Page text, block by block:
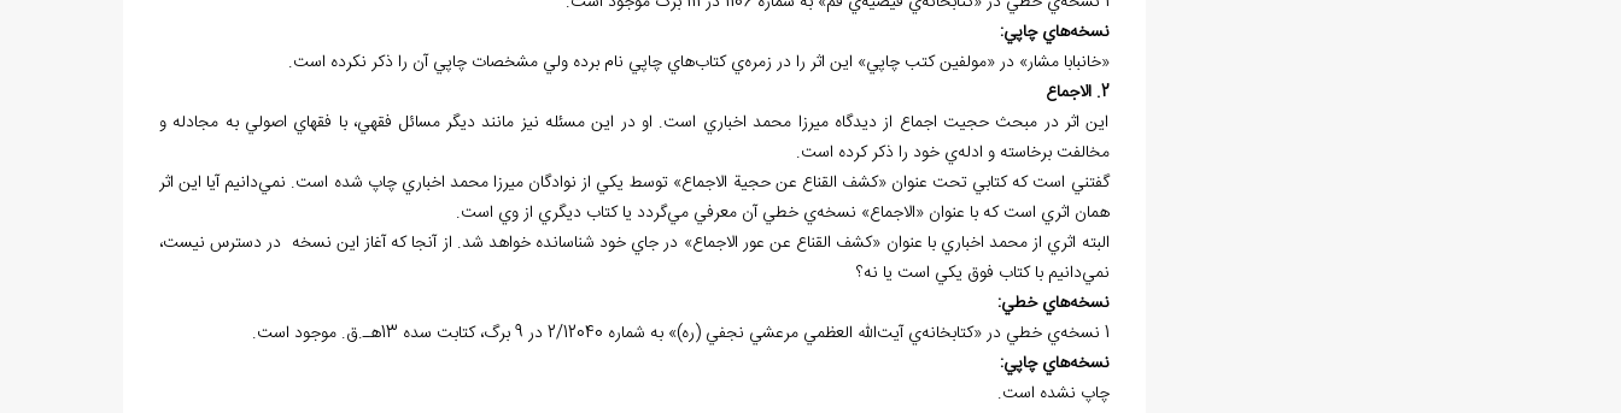
نسخههاي چاپي:
«خانبابا مشار» در «مولفين کتب چاپي» اين اثر را در زمره‌ي کتاب‌هاي چاپي نام برده ولي مشخصات چاپي آن را ذکر نکرده است.
2. الاجماع
اين اثر در مبحث حجيت اجماع از ديدگاه ميرزا محمد اخباري است. او در اين مسئله نيز مانند ديگر مسائل فقهي، با فقهاي اصولي به مجادله و
مخالفت برخاسته و ادله‌ي خود را ذکر کرده است.
گفتني است که کتابي تحت عنوان «کشف القناع عن حجية الاجماع» توسط يکي از نوادگان ميرزا محمد اخباري چاپ شده است. نمي‌دانيم آيا اين اثر
همان اثري است که با عنوان «الاجماع» نسخه‌ي خطي آن معرفي مي‌گردد يا کتاب ديگري از وي است.
البته اثري از محمد اخباري با عنوان «کشف القناع عن عور الاجماع» در جاي خود شناسانده خواهد شد. از آنجا که آغاز اين نسخه در دسترس نيست،
نمي‌دانيم با کتاب فوق يکي است يا نه؟
نسخههاي خطي:
1 نسخه‌ي خطي در «کتابخانه‌ي آيت‌الله العظمي مرعشي نجفي (ره)» به شماره 2/12040 در 9 برگ، کتابت سده 13هـ.ق. موجود است.
نسخههاي چاپي:
چاپ نشده است.